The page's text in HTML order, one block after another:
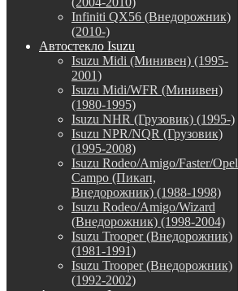
Infiniti QX56 (Внедорожник)
(2010-)
Автостекло Isuzu
Isuzu Midi (Минивен) (1995-
2001)
Isuzu Midi/WFR (Минивен)
(1980-1995)
Isuzu NHR (Грузовик) (1995-)
Isuzu NPR/NQR (Грузовик)
(1995-2008)
Isuzu Rodeo/Amigo/Faster/Opel
Campo (Пикап,
Внедорожник) (1988-1998)
Isuzu Rodeo/Amigo/Wizard
(Внедорожник) (1998-2004)
Isuzu Trooper (Внедорожник)
(1981-1991)
Isuzu Trooper (Внедорожник)
(1992-2002)